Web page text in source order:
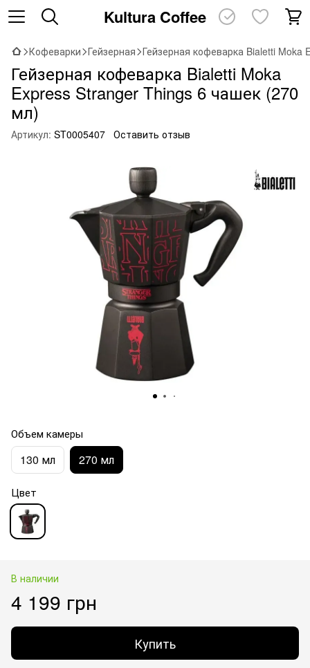
Kultura Coffee
Кофеварки Гейзерная Гейзерная кофеварка Bialetti
Гейзерная кофеварка Bialetti Moka
Express Stranger Things 6 чашек (270
мл)
Артикул: ST0005407 Оставить отзыв
Объем камеры
130 мл 270 мл
Цвет
В наличии
4 199 грн
Купить